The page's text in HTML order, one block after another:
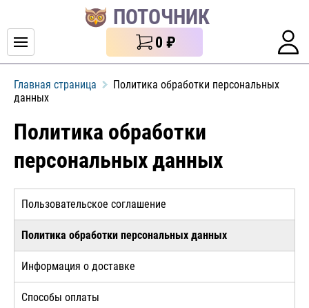
ПОТОЧНИК
0 ₽
Главная страница
Политика обработки персональных
данных
Политика обработки
персональных данных
Пользовательское соглашение
Политика обработки персональных данных
Информация о доставке
Способы оплаты